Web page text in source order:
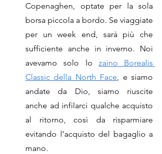
Copenaghen, optate per la sola
borsa piccola a bordo. Se viaggiate
per un week end, sarà più che
sufficiente anche in inverno. Noi
avevamo solo lo zaino Borealis
Classic della North Face, e siamo
andate da Dio, siamo riuscite
anche ad infilarci qualche acquisto
al ritorno, così da risparmiare
evitando l’acquisto del bagaglio a
mano.